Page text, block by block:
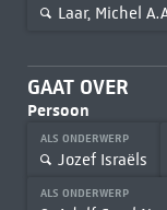
Laar, Michel
GAAT OVER
Persoon
ALS ONDERWERP
Jozef Israëls
ALS ONDERWERP